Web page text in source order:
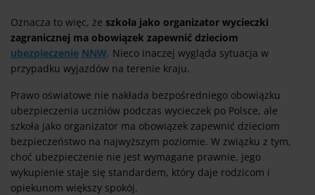
Oznacza to więc, że szkoła jako organizator wycieczki
zagranicznej ma obowiązek zapewnić dzieciom
ubezpieczenie NNW. Nieco inaczej wygląda sytuacja w
przypadku wyjazdów na terenie kraju.
Prawo oświatowe nie nakłada bezpośredniego obowiązku
ubezpieczenia uczniów podczas wycieczek po Polsce, ale
szkoła jako organizator ma obowiązek zapewnić dzieciom
bezpieczeństwo na najwyższym poziomie. W związku z tym,
choć ubezpieczenie nie jest wymagane prawnie, jego
wykupienie staje się standardem, który daje rodzicom i
opiekunom większy spokój.